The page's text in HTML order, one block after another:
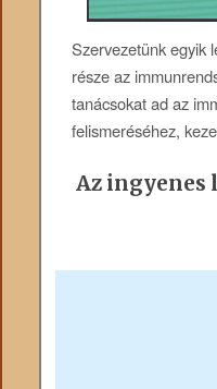
Szervezetünk egyik
része az
tanácsokat ad az
felismeréséhez,
Az